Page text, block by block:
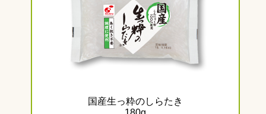
国産生っ粋のしらたき